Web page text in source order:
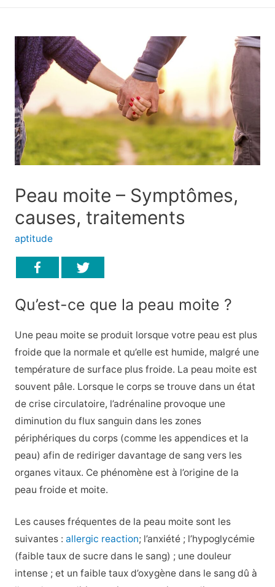
Peau moite – Symptômes,
causes, traitements
aptitude
Qu’est-ce que la peau moite ?
Une peau moite se produit lorsque votre peau est plus
froide que la normale et qu’elle est humide, malgré une
température de surface plus froide. La peau moite est
souvent pâle. Lorsque le corps se trouve dans un état
de crise circulatoire, l’adrénaline provoque une
diminution du flux sanguin dans les zones
périphériques du corps (comme les appendices et la
peau) afin de rediriger davantage de sang vers les
organes vitaux. Ce phénomène est à l’origine de la
peau froide et moite.
Les causes fréquentes de la peau moite sont les
suivantes : allergic reaction; l’anxiété ; l’hypoglycémie
(faible taux de sucre dans le sang) ; une douleur
intense ; et un faible taux d’oxygène dans le sang dû à